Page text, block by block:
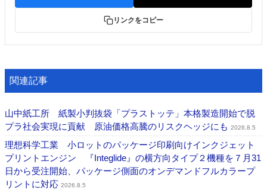
リンクをコピー
関連記事
山中紙工所 紙製小判抜袋「プラストッテ」本格製造開始で脱
プラ社会実現に貢献 原油価格高騰のリスクヘッジにも 2026.8.5
理想科学工業 小ロットのパッケージ印刷向けインクジェット
プリントエンジン 『Integlide』の横方向タイプ２機種を７月31
日から受注開始、パッケージ側面のオンデマンドフルカラープ
リントに対応 2026.8.5